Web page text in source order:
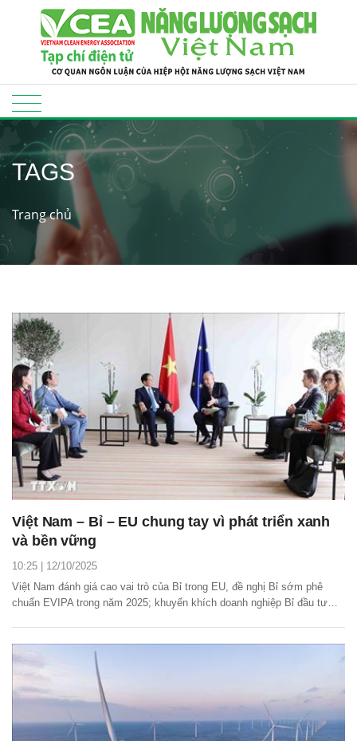
TAGS
Trang chủ
Việt Nam – Bỉ – EU chung tay vì phát triển xanh
và bền vững
10:25 | 12/10/2025
Việt Nam đánh giá cao vai trò của Bỉ trong EU, đề nghị Bỉ sớm phê
chuẩn EVIPA trong năm 2025; khuyến khích doanh nghiệp Bỉ đầu tư